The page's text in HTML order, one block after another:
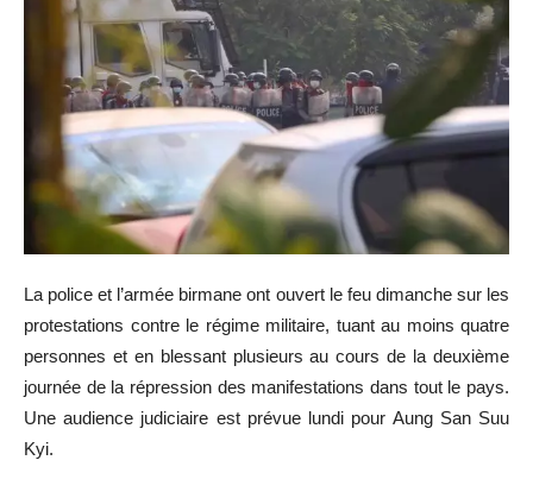
La police et l’armée birmane ont ouvert le feu dimanche sur les
protestations contre le régime militaire, tuant au moins quatre
personnes et en blessant plusieurs au cours de la deuxième
journée de la répression des manifestations dans tout le pays.
Une audience judiciaire est prévue lundi pour Aung San Suu
Kyi.